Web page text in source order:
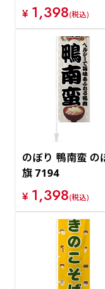
¥ 1,398(税込)
のぼり 鴨南蛮 の
旗 7194
¥ 1,398(税込)